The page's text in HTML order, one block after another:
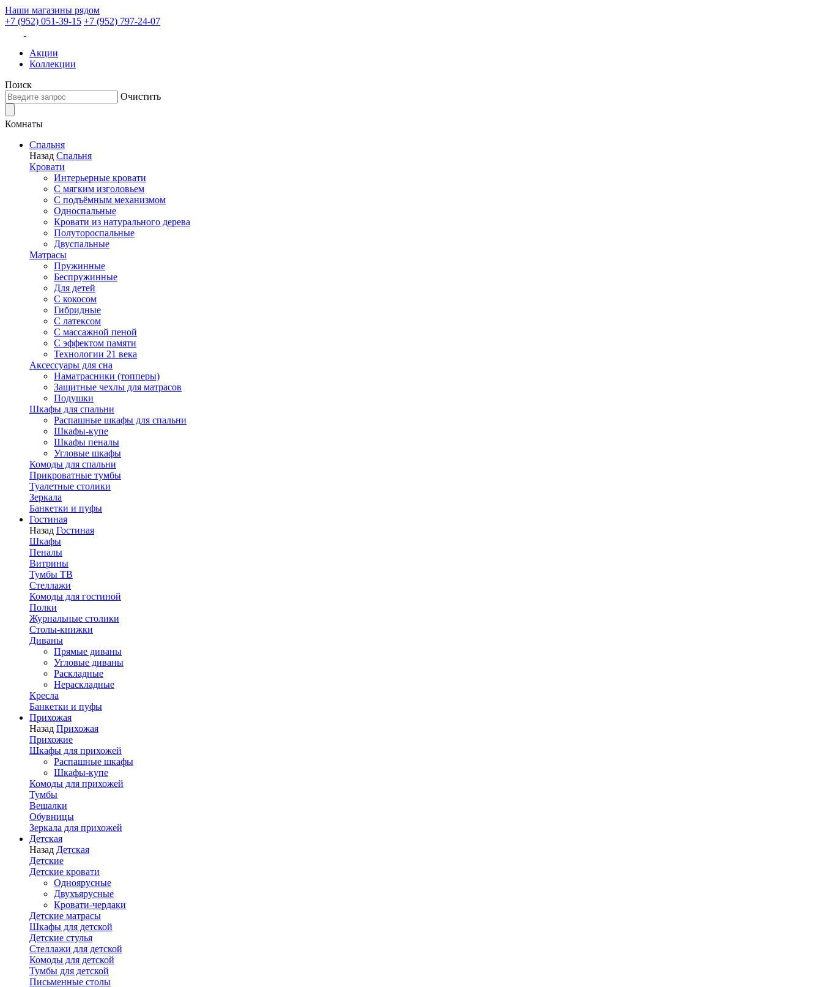
Наши магазины рядом
+7 (952) 051-39-15 +7 (952) 797-24-07
Акции
Коллекции
Поиск
Очистить
Комнаты
Спальня
Назад Спальня
Кровати
Интерьерные кровати
С мягким изголовьем
С подъёмным механизмом
Односпальные
Кровати из натурального дерева
Полутороспальные
Двуспальные
Матрасы
Пружинные
Беспружинные
Для детей
C кокосом
Гибридные
С латексом
С массажной пеной
С эффектом памяти
Технологии 21 века
Аксессуары для сна
Наматрасники (топперы)
Защитные чехлы для матрасов
Подушки
Шкафы для спальни
Распашные шкафы для спальни
Шкафы-купе
Шкафы пеналы
Угловые шкафы
Комоды для спальни
Прикроватные тумбы
Туалетные столики
Зеркала
Банкетки и пуфы
Гостиная
Назад Гостиная
Шкафы
Пеналы
Витрины
Тумбы ТВ
Стеллажи
Комоды для гостиной
Полки
Журнальные столики
Столы-книжки
Диваны
Прямые диваны
Угловые диваны
Раскладные
Нераскладные
Кресла
Банкетки и пуфы
Прихожая
Назад Прихожая
Прихожие
Шкафы для прихожей
Распашные шкафы
Шкафы-купе
Комоды для прихожей
Тумбы
Вешалки
Обувницы
Зеркала для прихожей
Детская
Назад Детская
Детские
Детские кровати
Одноярусные
Двухъярусные
Кровати-чердаки
Детские матрасы
Шкафы для детской
Детские стулья
Стеллажи для детской
Комоды для детской
Тумбы для детской
Письменные столы